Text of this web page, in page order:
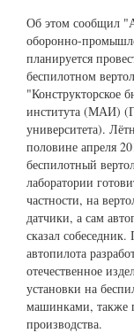
Об этом сообщил
оборонно-
планируется
беспилотном
"Конструкторское
института (МАИ)
университета).
половине апреля
беспилотный
лаборатории
частности, на
датчики, а сам
сказал
автопилота
отечественное
установки на
машинками, также
производства.